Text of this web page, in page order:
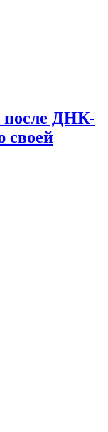
после ДНК-
своей